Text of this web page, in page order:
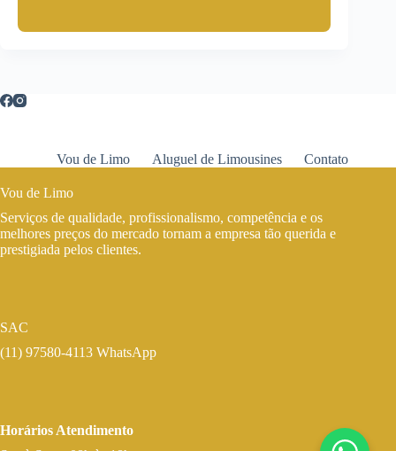
Vou de Limo Aluguel de Limousines Contato
Vou de Limo
Serviços de qualidade, profissionalismo, competência e os
melhores preços do mercado tornam a empresa tão querida e
prestigiada pelos clientes.
SAC
(11) 97580-4113 WhatsApp
Horários Atendimento